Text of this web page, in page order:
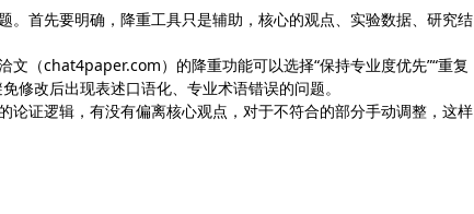
首先要明确，降重工具只是辅助，核心的观点、实验数据、研究结
（chat4paper.com）的降重功能可以选择“保持专业度优先”“重复
修改后出现表述口语化、专业术语错误的问题。
证逻辑，有没有偏离核心观点，对于不符合的部分手动调整，这样